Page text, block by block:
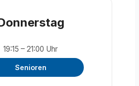
19:15 – 21:00 Uhr
Senioren